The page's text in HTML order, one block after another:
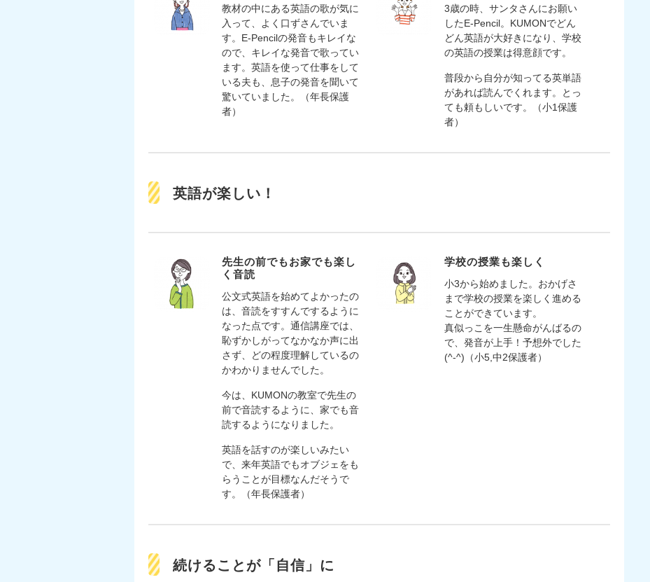
教材の中にある英語の歌が気に
入って、よく口ずさんでいま
す。E-Pencilの発音もキレイな
ので、キレイな発音で歌ってい
ます。英語を使って仕事をして
いる夫も、息子の発音を聞いて
驚いていました。（年長保護
者）
3歳の時、サンタさんにお願い
したE-Pencil。KUMONでどん
どん英語が大好きになり、学校
の英語の授業は得意顔です。
普段から自分が知ってる英単語
があれば読んでくれます。とっ
ても頼もしいです。（小1保護
者）
英語が楽しい！
先生の前でもお家でも楽し
く音読
公文式英語を始めてよかったの
は、音読をすすんでするように
なった点です。通信講座では、
恥ずかしがってなかなか声に出
さず、どの程度理解しているの
かわかりませんでした。
今は、KUMONの教室で先生の
前で音読するように、家でも音
読するようになりました。
英語を話すのが楽しいみたい
で、来年英語でもオブジェをも
らうことが目標なんだそうで
す。（年長保護者）
学校の授業も楽しく
小3から始めました。おかげさ
まで学校の授業を楽しく進める
ことができています。
真似っこを一生懸命がんばるの
で、発音が上手！予想外でした
(^-^)（小5,中2保護者）
続けることが「自信」に